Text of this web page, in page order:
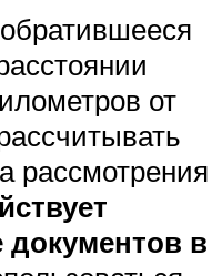
от
рассмотрения
документов в